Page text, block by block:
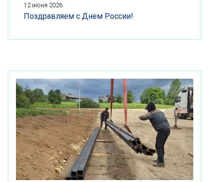
12 июня 2026
Поздравляем с Днем России!